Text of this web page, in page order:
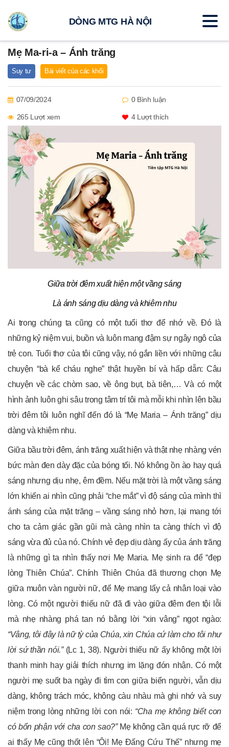
Mẹ Ma-ri-a – Ánh trăng
Suy tư Bài viết của các khối
07/09/2024 0 Bình luận
265 Lượt xem 4Lượt thích
Giữa trời đêm xuất hiện một vầng sáng
Là ánh sáng dịu dàng và khiêm nhu
Ai trong chúng ta cũng có một tuổi thơ để nhớ về. Đó là
những kỷ niệm vui, buồn và luôn mang đậm sự ngây ngô của
trẻ con. Tuổi thơ của tôi cũng vậy, nó gắn liền với những câu
chuyện “bà kể cháu nghe” thật huyền bí và hấp dẫn: Câu
chuyện về các chòm sao, về ông bụt, bà tiên,… Và có một
hình ảnh luôn ghi sâu trong tâm trí tôi mà mỗi khi nhìn lên bầu
trời đêm tôi luôn nghĩ đến đó là “Mẹ Maria – Ánh trăng” dịu
dàng và khiêm nhu.
Giữa bầu trời đêm, ánh trăng xuất hiện và thật nhẹ nhàng vén
bức màn đen dày đặc của bóng tối. Nó không ồn ào hay quá
sáng nhưng dịu nhẹ, êm đềm. Nếu mặt trời là một vầng sáng
lớn khiến ai nhìn cũng phải “che mắt” vì độ sáng của mình thì
ánh sáng của mặt trăng – vầng sáng nhỏ hơn, lại mang tới
cho ta cảm giác gần gũi mà càng nhìn ta càng thích vì độ
sáng vừa đủ của nó. Chính vẻ đẹp dịu dàng ấy của ánh trăng
là những gì ta nhìn thấy nơi Mẹ Maria. Mẹ sinh ra để “đẹp
lòng Thiên Chúa”. Chính Thiên Chúa đã thương chọn Mẹ
giữa muôn vàn người nữ, để Mẹ mang lấy cả nhân loại vào
lòng. Có một người thiếu nữ đã đi vào giữa đêm đen tội lỗi
mà nhẹ nhàng phá tan nó bằng lời “xin vâng” ngọt ngào:
“Vâng, tôi đây là nữ tỳ của Chúa, xin Chúa cứ làm cho tôi như
lời sứ thần nói.”(Lc 1, 38). Người thiếu nữ ấy không một lời
thanh minh hay giải thích nhưng im lặng đón nhận. Có một
người mẹ suốt ba ngày đi tìm con giữa biển người, vẫn dịu
dàng, không trách móc, không càu nhàu mà ghi nhớ và suy
niệm trong lòng những lời con nói: “Cha mẹ không biết con
có bổn phận với cha con sao?”Mẹ không cần quá rực rỡ để
ai thấy Mẹ cũng thốt lên “Ôi! Mẹ Đấng Cứu Thế” nhưng mẹ
DÒNG MTG HÀ NỘI